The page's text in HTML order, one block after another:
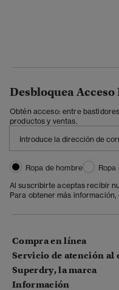
Desbloquea
Obtén acceso: entre
productos y ventas.
Ropa de hombre
Ropa
Al suscribirte aceptas recibir
Para obtener más
Compra en línea
Servicio de atención al
Superdry, la marca
Información